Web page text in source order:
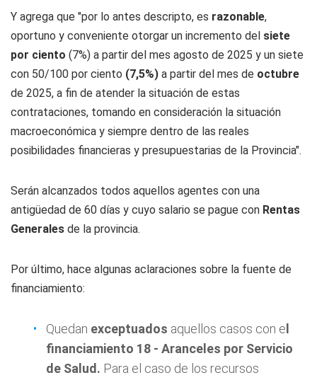
Y agrega que "por lo antes descripto, es razonable,
oportuno y conveniente otorgar un incremento del siete
por ciento (7%) a partir del mes agosto de 2025 y un siete
con 50/100 por ciento (7,5%) a partir del mes de octubre
de 2025, a fin de atender la situación de estas
contrataciones, tomando en consideración la situación
macroeconómica y siempre dentro de las reales
posibilidades financieras y presupuestarias de la Provincia".
Serán alcanzados todos aquellos agentes con una
antigüedad de 60 días y cuyo salario se pague con Rentas
Generales de la provincia.
Por último, hace algunas aclaraciones sobre la fuente de
financiamiento:
Quedan exceptuados aquellos casos con e
financiamiento 18 - Aranceles por Servicio
de Salud. Para el caso de los recursos